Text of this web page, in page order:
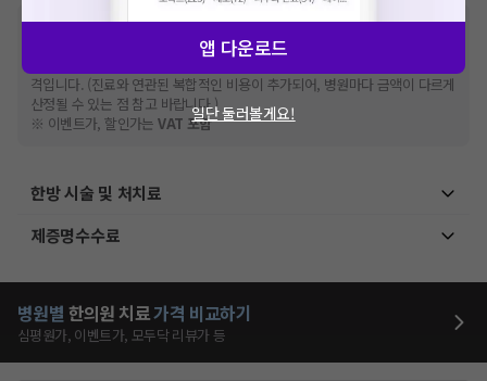
※비급여 항목의 경우,추가비용 등으로 실제 가격과 상이할 수 있으니, 정확
한 가격은 해당 의료기관에 직접 문의해주세요.
건강보험심사평가원
격입니다. (진료와 연관된 복합적인 비용이 추가되어, 병원마다 금액이 다르게
산정될 수 있는 점 참고 바랍니다.)
※ 이벤트가, 할인가는VAT 포함
한방 시술 및 처치료
제증명수수료
병원별 한의원 치료가격 비교하기
심평원가, 이벤트가, 모두닥 리뷰가 등
앱 다운로드
일단 둘러볼게요!